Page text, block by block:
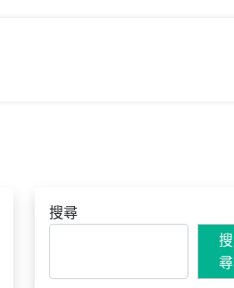
搜尋
搜
尋